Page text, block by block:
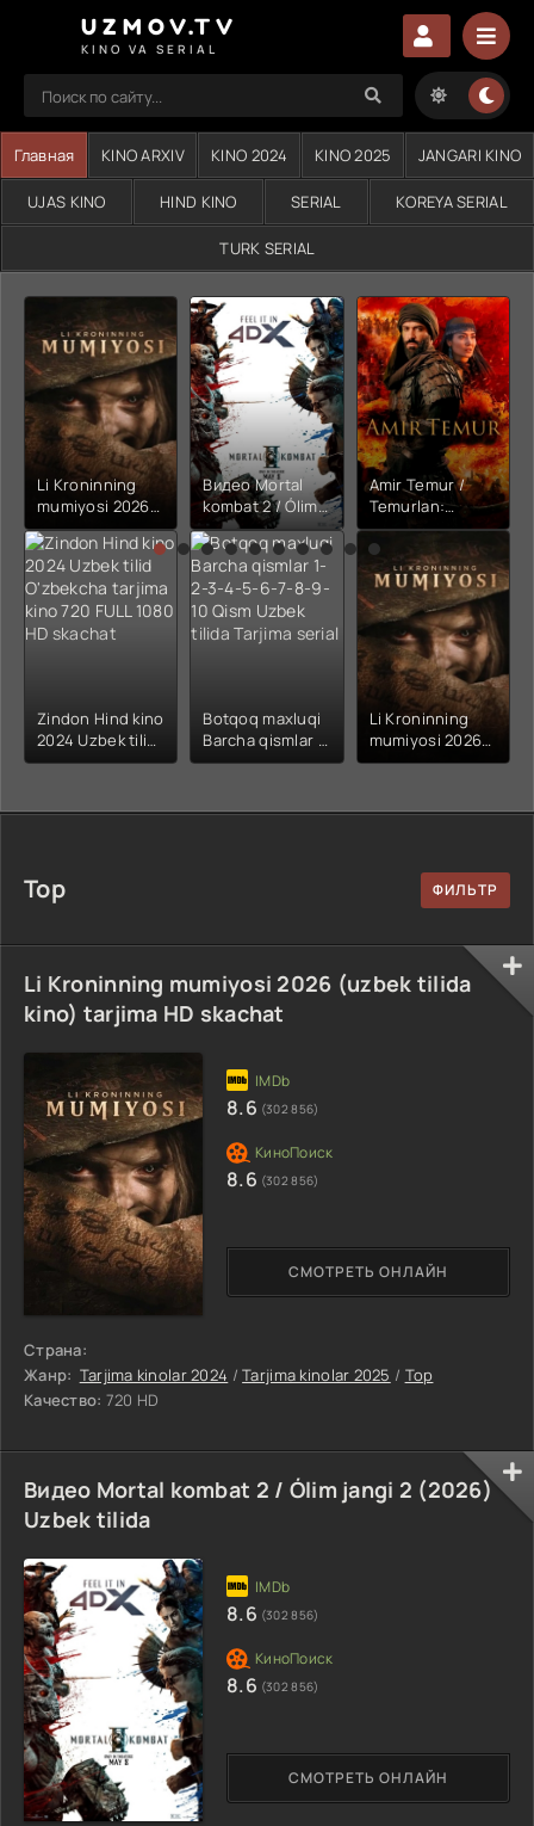
UZMOV.TV
KINO VA SERIAL
Главная KINO ARXIV KINO 2024 KINO 2025 JANGARI KINO
UJAS KINO HIND KINO SERIAL KOREYA SERIAL
TURK SERIAL
Li Kroninning
mumiyosi 2026
(uzbek tilida
kino) tarjima HD
skachat
Видео Mortal
kombat 2 / Ólim
jangi 2 (2026)
Uzbek tilida
Amir Temur /
Temurlan:
Fathchining
yuksalishi
Premyera Netflix
filmi Uzbek tilida
O'zbekcha 2026
tarjima kino Full
HD tas-ix
skachat
Zindon Hind kino
2024 Uzbek tilid
O'zbekcha
Botqoq maxluqi
Barcha qismlar 1-
2-3-4-5-6-7-8-9-
Li Kroninning
mumiyosi 2026
(uzbek tilida
Top
Li Kroninning mumiyosi 2026 (uzbek tilida
kino) tarjima HD skachat
Страна:
Жанр: Tarjima kinolar 2024 /Tarjima kinolar 2025 / Top
Качество: 720 HD
СМОТРЕТЬ ОНЛАЙН
8.6 (302 856)
8.6 (302 856)
Видео Mortal kombat 2 / Ólim jangi 2 (2026)
Uzbek tilida
СМОТРЕТЬ ОНЛАЙН
8.6 (302 856)
8.6 (302 856)